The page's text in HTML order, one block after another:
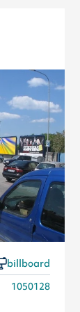
billboard
1050128